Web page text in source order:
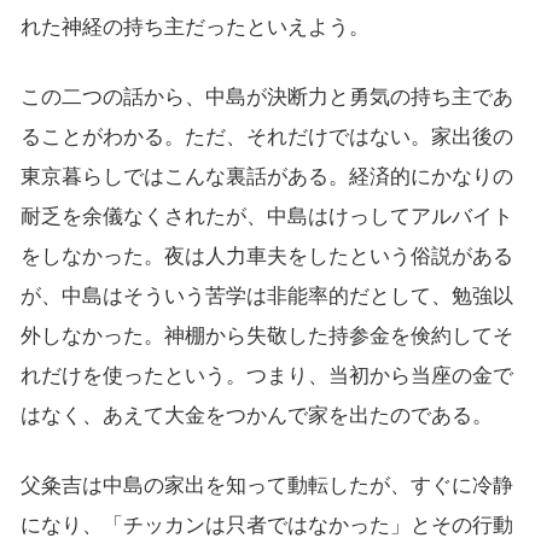
れた神経の持ち主だったといえよう。
この二つの話から、中島が決断力と勇気の持ち主であ
ることがわかる。ただ、それだけではない。家出後の
東京暮らしではこんな裏話がある。経済的にかなりの
耐乏を余儀なくされたが、中島はけっしてアルバイト
をしなかった。夜は人力車夫をしたという俗説がある
が、中島はそういう苦学は非能率的だとして、勉強以
外しなかった。神棚から失敬した持参金を倹約してそ
れだけを使ったという。つまり、当初から当座の金で
はなく、あえて大金をつかんで家を出たのである。
父粂吉は中島の家出を知って動転したが、すぐに冷静
になり、「チッカンは只者ではなかった」とその行動